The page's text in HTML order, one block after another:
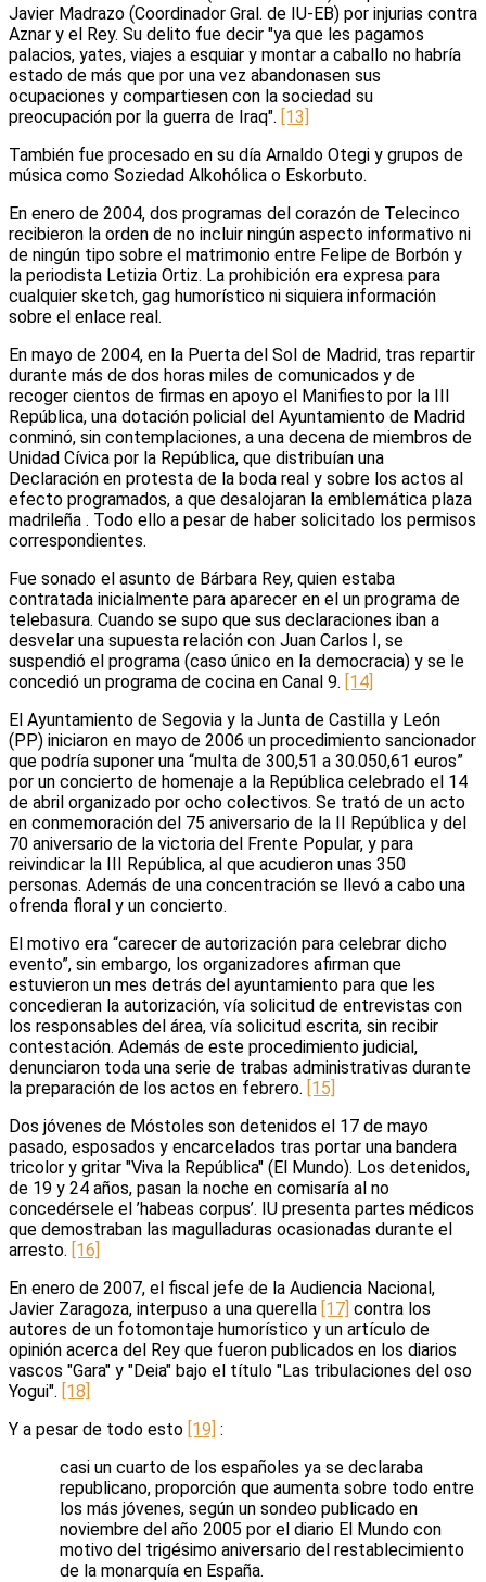
Javier Madrazo (Coordinador Gral. de IU-EB) por injurias contra
Aznar y el Rey. Su delito fue decir "ya que les pagamos
palacios, yates, viajes a esquiar y montar a caballo no habría
estado de más que por una vez abandonasen sus
ocupaciones y compartiesen con la sociedad su
preocupación por la guerra de Iraq". [13]
También fue procesado en su día Arnaldo Otegi y grupos de
música como Soziedad Alkohólica o Eskorbuto.
En enero de 2004, dos programas del corazón de Telecinco
recibieron la orden de no incluir ningún aspecto informativo ni
de ningún tipo sobre el matrimonio entre Felipe de Borbón y
la periodista Letizia Ortiz. La prohibición era expresa para
cualquier sketch, gag humorístico ni siquiera información
sobre el enlace real.
En mayo de 2004, en la Puerta del Sol de Madrid, tras repartir
durante más de dos horas miles de comunicados y de
recoger cientos de firmas en apoyo el Manifiesto por la III
República, una dotación policial del Ayuntamiento de Madrid
conminó, sin contemplaciones, a una decena de miembros de
Unidad Cívica por la República, que distribuían una
Declaración en protesta de la boda real y sobre los actos al
efecto programados, a que desalojaran la emblemática plaza
madrileña . Todo ello a pesar de haber solicitado los permisos
correspondientes.
Fue sonado el asunto de Bárbara Rey, quien estaba
contratada inicialmente para aparecer en el un programa de
telebasura. Cuando se supo que sus declaraciones iban a
desvelar una supuesta relación con Juan Carlos I, se
suspendió el programa (caso único en la democracia) y se le
concedió un programa de cocina en Canal 9. [14]
El Ayuntamiento de Segovia y la Junta de Castilla y León
(PP) iniciaron en mayo de 2006 un procedimiento sancionador
que podría suponer una “multa de 300,51 a 30.050,61 euros”
por un concierto de homenaje a la República celebrado el 14
de abril organizado por ocho colectivos. Se trató de un acto
en conmemoración del 75 aniversario de la II República y del
70 aniversario de la victoria del Frente Popular, y para
reivindicar la III República, al que acudieron unas 350
personas. Además de una concentración se llevó a cabo una
ofrenda floral y un concierto.
El motivo era “carecer de autorización para celebrar dicho
evento”, sin embargo, los organizadores afirman que
estuvieron un mes detrás del ayuntamiento para que les
concedieran la autorización, vía solicitud de entrevistas con
los responsables del área, vía solicitud escrita, sin recibir
contestación. Además de este procedimiento judicial,
denunciaron toda una serie de trabas administrativas durante
la preparación de los actos en febrero. [15]
Dos jóvenes de Móstoles son detenidos el 17 de mayo
pasado, esposados y encarcelados tras portar una bandera
tricolor y gritar "Viva la República" (El Mundo). Los detenidos,
de 19 y 24 años, pasan la noche en comisaría al no
concedérsele el ’habeas corpus’. IU presenta partes médicos
que demostraban las magulladuras ocasionadas durante el
arresto. [16]
En enero de 2007, el fiscal jefe de la Audiencia Nacional,
Javier Zaragoza, interpuso a una querella [17] contra los
autores de un fotomontaje humorístico y un artículo de
opinión acerca del Rey que fueron publicados en los diarios
vascos "Gara" y "Deia" bajo el título "Las tribulaciones del oso
Yogui". [18]
Y a pesar de todo esto [19] :
casi un cuarto de los españoles ya se declaraba
republicano, proporción que aumenta sobre todo entre
los más jóvenes, según un sondeo publicado en
noviembre del año 2005 por el diario El Mundo con
motivo del trigésimo aniversario del restablecimiento
de la monarquía en España.